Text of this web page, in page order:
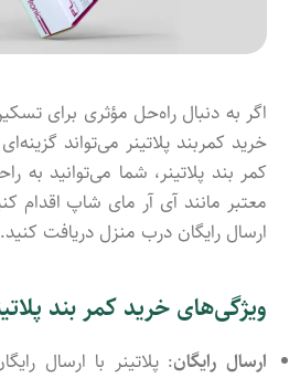
اگر به دنبال راه‌حل مؤثری برای
خرید کمربند پلاتینر می‌تواند
کمر بند پلاتینر، شما می‌توانید به
معتبر مانند آی آر مای شاپ اقدام
ارسال رایگان درب منزل دریافت کنید.
ویژگی‌های خرید کمر بند
ارسال رایگان: پلاتینر با ارسال